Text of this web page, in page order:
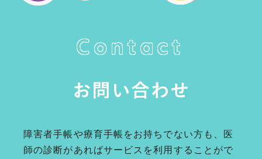
Contact
お問い合わせ
障害者手帳や療育手帳をお持ちでない方も、医
師の診断があればサービスを利用することがで